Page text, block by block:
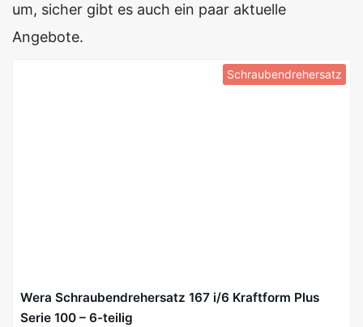
um, sicher gibt es auch ein paar aktuelle
Angebote.
Schraubendrehersatz
Wera Schraubendrehersatz 167 i/6 Kraftform Plus
Serie 100 – 6-teilig